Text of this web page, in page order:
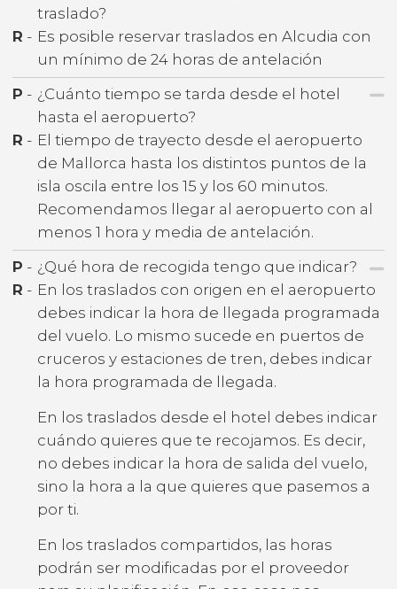
traslado?
R - Es posible reservar traslados en Alcudia con
un mínimo de 24 horas de antelación
P - ¿Cuánto tiempo se tarda desde el hotel
hasta el aeropuerto?
R - El tiempo de trayecto desde el aeropuerto
de Mallorca hasta los distintos puntos de la
isla oscila entre los 15 y los 60 minutos.
Recomendamos llegar al aeropuerto con al
menos 1 hora y media de antelación.
P - ¿Qué hora de recogida tengo que indicar?
R - En los traslados con origen en el aeropuerto
debes indicar la hora de llegada programada
del vuelo. Lo mismo sucede en puertos de
cruceros y estaciones de tren, debes indicar
la hora programada de llegada.
En los traslados desde el hotel debes indicar
cuándo quieres que te recojamos. Es decir,
no debes indicar la hora de salida del vuelo,
sino la hora a la que quieres que pasemos a
por ti.
En los traslados compartidos, las horas
podrán ser modificadas por el proveedor